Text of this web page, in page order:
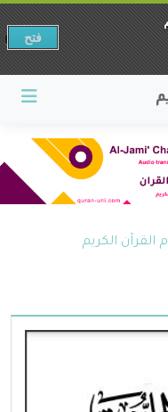
القرآن الكريم
فتح